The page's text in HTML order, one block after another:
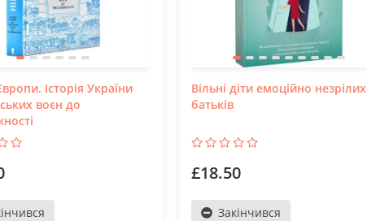
Історія України
воєн до
Вільні діти емоційно незрілих
батьків
£18.50
Закінчився